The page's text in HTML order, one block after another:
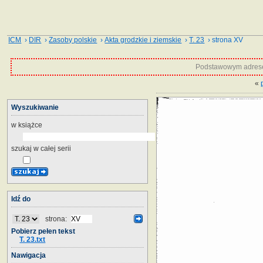
ICM › DIR ›Zasoby polskie ›Akta grodzkie i ziemskie ›T. 23 › strona XV
Podstawowym
«
Wyszukiwanie
w książce
szukaj w całej serii
Idź do
strona:
Pobierz pełen tekst
T. 23.txt
Nawigacja